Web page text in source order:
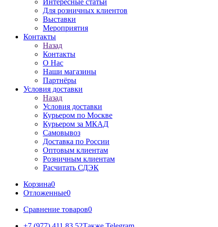
Интересные статьи
Для розничных клиентов
Выставки
Мероприятия
Контакты
Назад
Контакты
О Нас
Наши магазины
Партнёры
Условия доставки
Назад
Условия доставки
Курьером по Москве
Курьером за МКАД
Самовывоз
Доставка по России
Оптовым клиентам
Розничным клиентам
Расчитать СДЭК
Корзина0
Отложенные0
Сравнение товаров0